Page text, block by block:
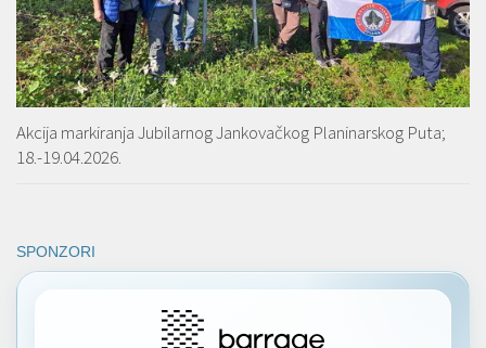
Akcija markiranja Jubilarnog Jankovačkog Planinarskog Puta;
18.-19.04.2026.
SPONZORI